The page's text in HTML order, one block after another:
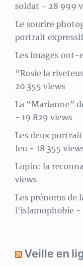
soldat - 28 999
Le sourire
portrait expressif
Les images ont-
“Rosie la
20 355 views
La “Marianne”
- 19 829 views
Les deux
feu - 18 355
Lupin: la
views
Les prénoms de
l’islamophobie -
Veille en